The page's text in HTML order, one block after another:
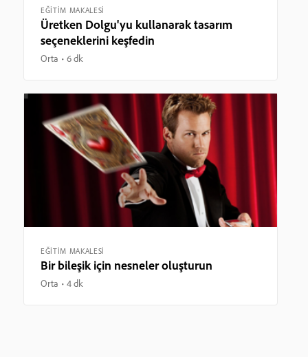
EĞİTİM MAKALESİ
Üretken Dolgu'yu kullanarak tasarım
seçeneklerini keşfedin
Orta 6 dk
EĞİTİM MAKALESİ
Bir bileşik için nesneler oluşturun
Orta 4 dk